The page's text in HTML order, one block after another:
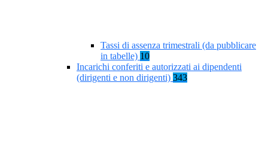
Tassi di assenza trimestrali (da pubblicare
in tabelle) 10
Incarichi conferiti e autorizzati ai dipendenti
(dirigenti e non dirigenti) 343